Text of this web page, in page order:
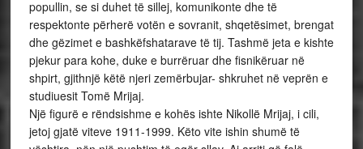
popullin, se si duhet të sillej, komunikonte dhe të
respektonte përherë votën e sovranit, shqetësimet, brengat
dhe gëzimet e bashkëfshatarave të tij. Tashmë jeta e kishte
pjekur para kohe, duke e burrëruar dhe fisnikëruar në
shpirt, gjithnjë këtë njeri zemërbujar- shkruhet në veprën e
studiuesit Tomë Mrijaj.
Një figurë e rëndsishme e kohës ishte Nikollë Mrijaj, i cili,
jetoj gjatë viteve 1911-1999. Këto vite ishin shumë të